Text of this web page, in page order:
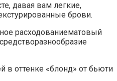
давая вам легкие,
брови.
расходованиематовый
в оттенке «блонд» от бьюти